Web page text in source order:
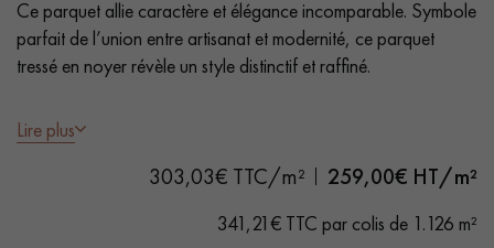
28 79 01 41
VOUS AVEZ UN PROJET ?
Nos experts sont à votre disposition pour vous guider pas à
Ce parquet allie caractère et élégance incomparable. Symbole
parfait de l’union entre artisanat et modernité, ce parquet
tressé en noyer révèle un style distinctif et raffiné.
- Vernis mat
- Légèrement brossé, Chanfreins des 4 côtés
- Choix Sélection - rendu homogène, rares nœuds < 10 mm et
Lire plus
303,03€ TTC/m² 259,00€ HT/m²
341,21€ TTC par colis de 1.126 m²